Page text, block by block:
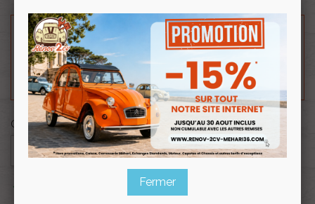
Besoin d'un renseignement technique sur le produit
? N'hésitez pas à contacter notre service
technique au0254 277 154
ou par mail à
renov2cv.technique@gmail.com
Quantité
 AJOUTER AU PANIER
 Fermer